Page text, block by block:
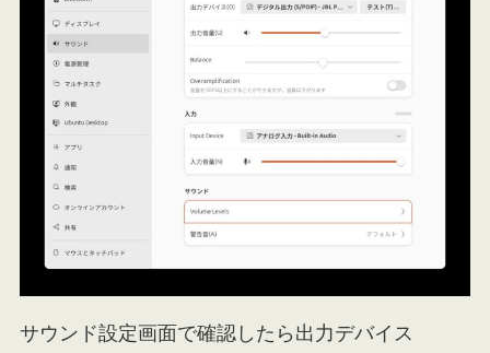
サウンド設定画面で確認したら出力デバイス